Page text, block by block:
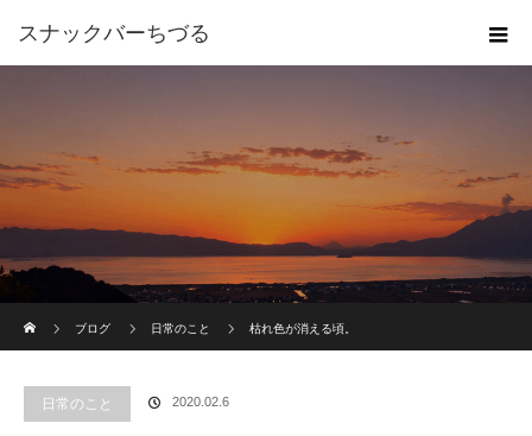
スナックバーちづる
ブログ
日常のこと 枯れ色が消える頃。
日常のこと 2020.02.6